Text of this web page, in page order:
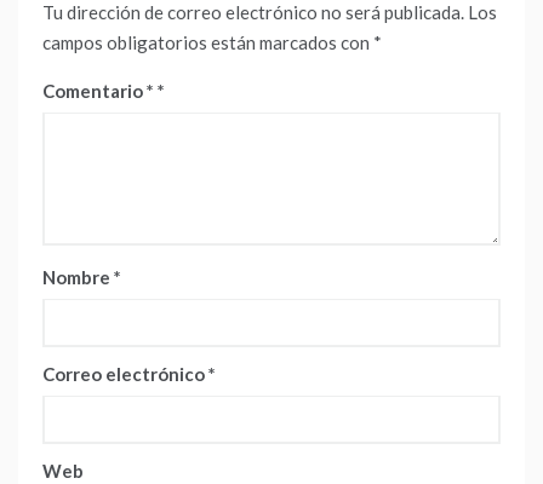
Tu dirección de correo electrónico no será publicada. Los
campos obligatorios están marcados con *
Comentario*
Nombre *
Correo electrónico*
Web